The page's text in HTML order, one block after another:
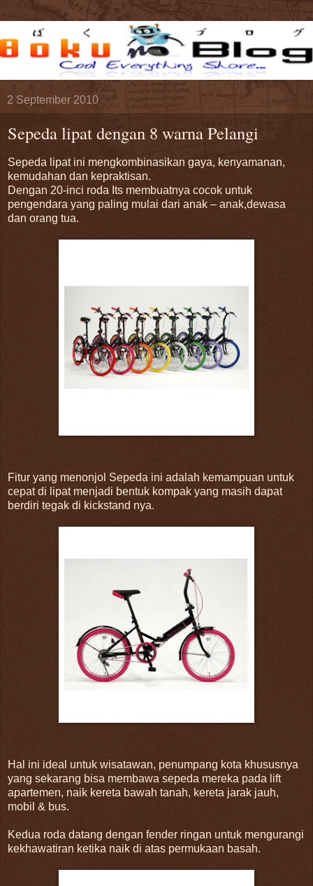
2 September 2010
Sepeda lipat dengan 8 warna Pelangi
Sepeda lipat ini mengkombinasikan gaya, kenyamanan,
kemudahan dan kepraktisan.
Dengan 20-inci roda Its membuatnya cocok untuk
pengendara yang paling mulai dari anak – anak,dewasa
dan orang tua.
Fitur yang menonjol Sepeda ini adalah kemampuan untuk
cepat di lipat menjadi bentuk kompak yang masih dapat
berdiri tegak di kickstand nya.
Hal ini ideal untuk wisatawan, penumpang kota khususnya
yang sekarang bisa membawa sepeda mereka pada lift
apartemen, naik kereta bawah tanah, kereta jarak jauh,
mobil & bus.
Kedua roda datang dengan fender ringan untuk mengurangi
kekhawatiran ketika naik di atas permukaan basah.